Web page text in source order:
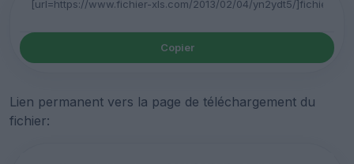
Copier
Lien permanent vers la page de téléchargement du
fichier: